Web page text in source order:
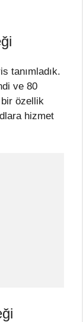
tanımladık.
ve 80
bir özellik
hizmet